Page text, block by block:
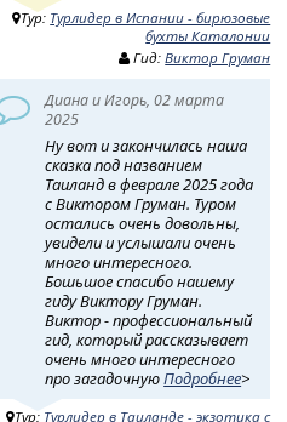
Тур: Турлидер в Испании - бирюзовые
бухты Каталонии
Гид:Виктор Груман
Диана и Игорь, 02 марта
2025
Ну вот и закончилась наша
сказка под названием
Таиланд в феврале 2025 года
с Виктором Груман. Туром
остались очень довольны,
увидели и услышали очень
много интересного.
Бошьшое спасибо нашему
гиду Виктору Груман.
Виктор - профессиональный
гид, который рассказывает
очень много интересного
про загадочнуюПодробнее>
Тур: Турлидер в Таиланде - экзотика с